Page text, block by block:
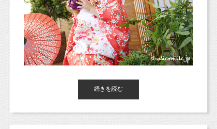
用途に合わせてお選び頂けます。
迷ったらお気軽にご相談ください！！
ご予約はお電話、メール、ライン（1:1トークできます）、
webから承り中です。
web→https://www.itsuaki.com/yoyaku/webreserve/menusel?
str_id=829&stf_id=0
ご質問などもお気軽にご連絡ください
撮影に使う光で多少は飛びますが、
日焼けが気になる・・・という方はしっかり焼け終わる前がオス
0歳〜1歳までの間は記念に残しておきたいタイミングがたくさ
ん！
自分1人で座れるようになり始める時期ですね。
東京都杉並区西荻窪のフォトスタジオ「スタジオミルク 」の小池
続きを読む